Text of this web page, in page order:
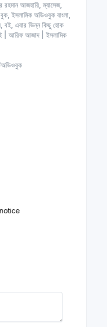
আজহারি, ম্যাসেজ,
ইসলামিক অডিওবুক বাংলা,
বই, এবার ভিন্ন কিছু হোক
| আরিফ আজাদ | ইসলামিক